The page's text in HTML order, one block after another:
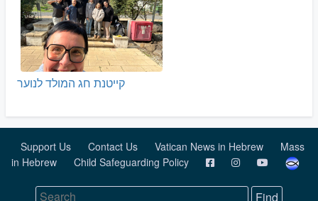
קייטנת חג המולד לנוער
Support Us Contact Us Vatican News in Hebrew
Mass
in Hebrew
Child Safeguarding Policy